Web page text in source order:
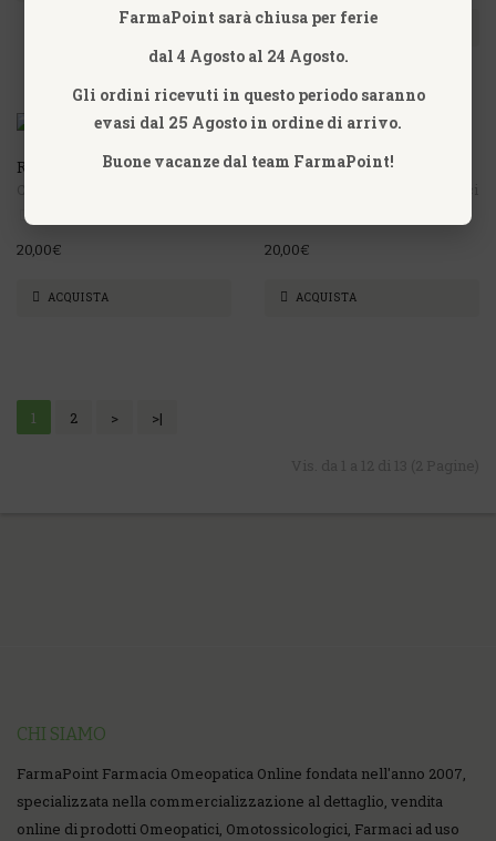
ACQUISTA
RAME CATALITIC CEMON
20,00€
ACQUISTA
NON DISPONIBILE
SILICIO CATALITIC CEMON
20,00€
ACQUISTA
1 2 > >|
CHI SIAMO
FarmaPoint Farmacia Omeopatica Online fondata nell'anno 2007,
specializzata nella commercializzazione al dettaglio, vendita
online di prodotti Omeopatici, Omotossicologici, Farmaci ad uso
FarmaPoint sarà chiusa per ferie
dal 4 Agosto al 24 Agosto.
Gli ordini ricevuti in questo periodo saranno
evasi dal 25 Agosto in ordine di arrivo.
Buone vacanze dal team FarmaPoint!